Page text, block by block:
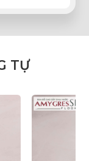
TỰ